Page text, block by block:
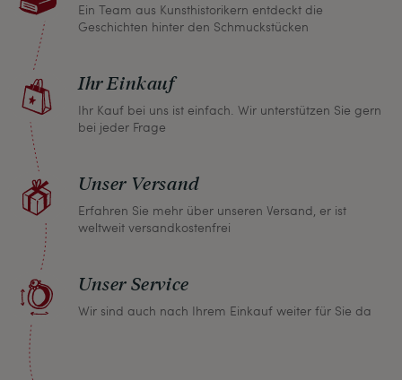
gemeinsame Lösung. Unabhängig davon können
Sie innerhalb von einem Monat jeden Artikel
zurückgeben und wir erstatten Ihnen den vollen
Kaufpreis.
Ein Team aus Kunsthistorikern entdeckt die
Geschichten hinter den Schmuckstücken
Ihr Einkauf
Ihr Kauf bei uns ist einfach. Wir unterstützen Sie gern
bei jeder Frage
Unser Versand
Erfahren Sie mehr über unseren Versand, er ist
weltweit versandkostenfrei
Unser Service
Wir sind auch nach Ihrem Einkauf weiter für Sie da